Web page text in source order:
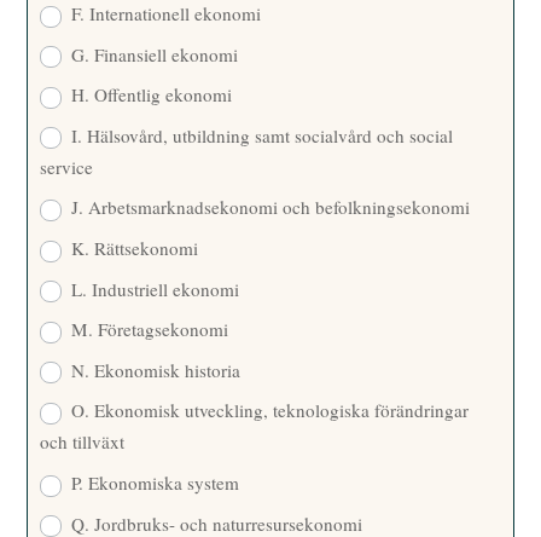
F. Internationell ekonomi
G. Finansiell ekonomi
H. Offentlig ekonomi
I. Hälsovård, utbildning samt socialvård och social
service
J. Arbetsmarknadsekonomi och befolkningsekonomi
K. Rättsekonomi
L. Industriell ekonomi
M. Företagsekonomi
N. Ekonomisk historia
O. Ekonomisk utveckling, teknologiska förändringar
och tillväxt
P. Ekonomiska system
Q. Jordbruks- och naturresursekonomi